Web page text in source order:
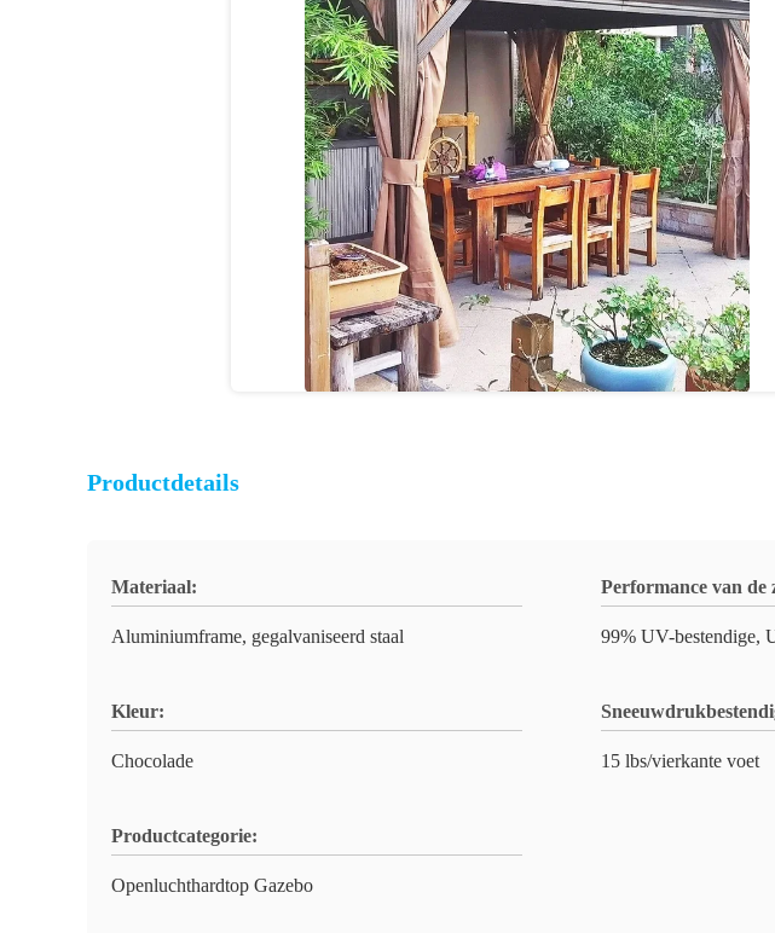
Productdetails
Materiaal:
Aluminiumframe, gegalvaniseerd staal
Performance van de
99% UV-bestendige,
Kleur:
Chocolade 15 lbs/vierkante voet
Productcategorie:
Openluchthardtop Gazebo